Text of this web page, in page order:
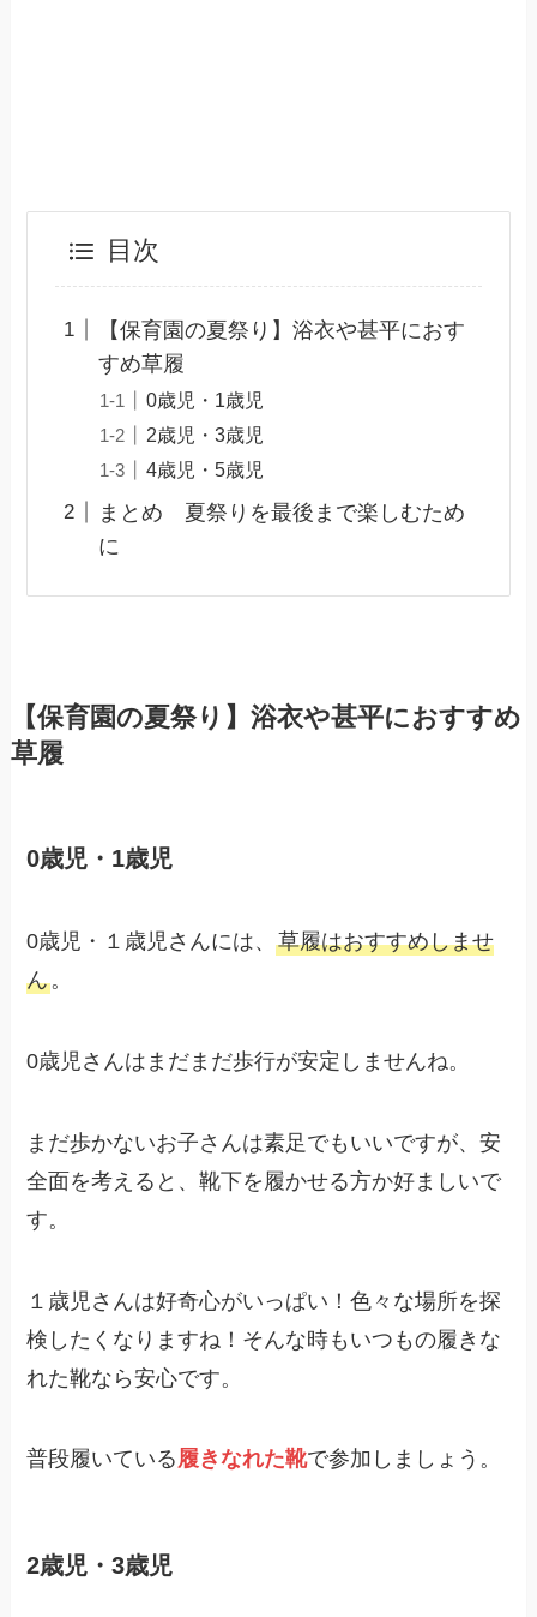
目次
【保育園の夏祭り】浴衣や甚平におす
すめ草履
0歳児・1歳児
2歳児・3歳児
4歳児・5歳児
まとめ 夏祭りを最後まで楽しむため
に
【保育園の夏祭り】浴衣や甚平におすすめ
草履
0歳児・1歳児
0歳児・１歳児さんには、草履はおすすめしませ
ん。
0歳児さんはまだまだ歩行が安定しませんね。
まだ歩かないお子さんは素足でもいいですが、安
全面を考えると、靴下を履かせる方か好ましいで
す。
１歳児さんは好奇心がいっぱい！色々な場所を探
検したくなりますね！そんな時もいつもの履きな
れた靴なら安心です。
普段履いている履きなれた靴で参加しましょう。
2歳児・3歳児